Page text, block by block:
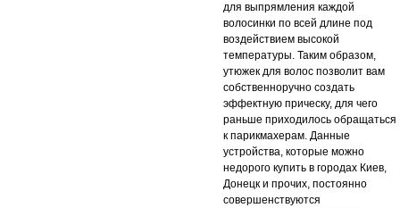
для выпрямления каждой
волосинки по всей длине под
воздействием высокой
температуры. Таким образом,
утюжек для волос позволит вам
собственноручно создать
эффектную прическу, для чего
раньше приходилось обращаться
к парикмахерам. Данные
устройства, которые можно
недорого купить в городах Киев,
Донецк и прочих, постоянно
совершенствуются